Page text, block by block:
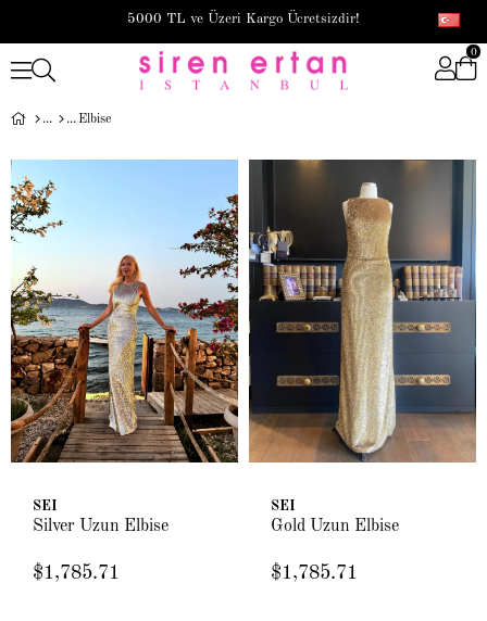
5000 TL ve Üzeri Kargo Ücretsizdir!
0
Elbise
SEI
Silver Uzun Elbise
$1,785.71
SEI
Gold Uzun Elbise
$1,785.71